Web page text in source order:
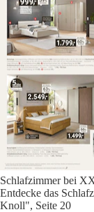
Schlafzimmer bei
Entdecke das
Knoll", Seite 20